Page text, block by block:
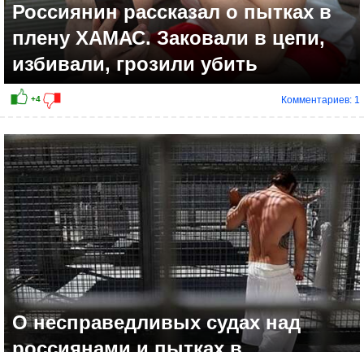
+7
Россиянин рассказал о пытках в
плену ХАМАС. Заковали в цепи,
избивали, грозили убить
Комментариев: 1
О несправедливых судах над